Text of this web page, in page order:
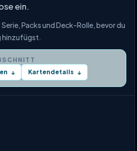
ein.
Packs und Deck-Rolle, bevor du
hinzufügst.
↓ Kartendetails ↓